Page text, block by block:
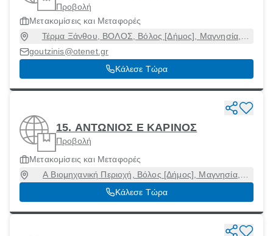
Προβολή
Μετακομίσεις και Μεταφορές
Τέρμα Ξάνθου, ΒΟΛΟΣ, Βόλος [Δήμος], Μαγνησία,
goutzinis@otenet.gr
Κάλεσε Τώρα
15. ΑΝΤΩΝΙΟΣ Ε ΚΑΡΙΝΟΣ
Προβολή
Μετακομίσεις και Μεταφορές
Α Βιομηχανική Περιοχή, Βόλος [Δήμος], Μαγνησία,
38500
Κάλεσε Τώρα